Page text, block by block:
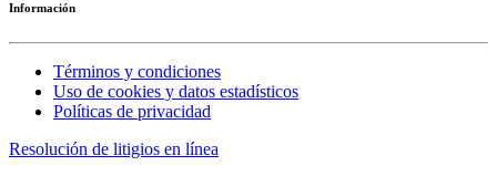
Información
Términos y condiciones
Uso de cookies y datos estadísticos
Políticas de privacidad
Resolución de litigios en línea